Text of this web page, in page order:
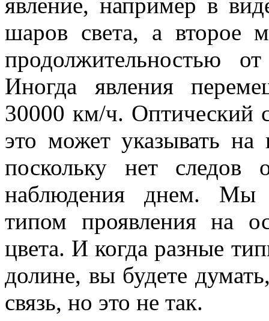
шаров света, а второе
продолжительностью
Иногда явления
30000 км/ч. Оптический
это может указывать на
поскольку нет следов
наблюдения днем. Мы
типом проявления на
цвета. И когда разные
долине, вы будете
связь, но это не так.